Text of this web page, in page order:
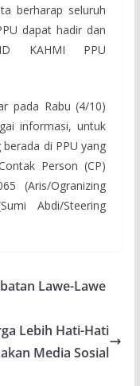
berharap seluruh
dapat hadir dan
KAHMI PPU
pada Rabu (4/10)
informasi, untuk
di PPU yang
Person (CP)
(Aris/Ogranizing
Abdi/Steering
Lawe-Lawe
Lebih Hati-Hati
Media Sosial